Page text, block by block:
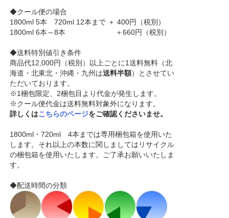
◆クール便の場合
1800ml 5本 720ml 12本まで ＋ 400円（税別）
1800ml 6本～8本 ＋660円（税別）
◆送料特別値引き条件
商品代12,000円（税別）以上ごとに1送料無料（北
海道・北東北・沖縄・九州は送料半額）とさせてい
ただいております。
※1梱包限定、2梱包目より代金が発生します。
※クール便代金は送料無料対象外になります。
詳しくはこちらのページをご確認くださいませ。
1800ml・720ml 4本までは専用梱包箱を使用いた
します。それ以上の本数に関しましてはリサイクル
の梱包箱を使用いたします。ご了承お願いいたしま
す。
◆配送時間の分類